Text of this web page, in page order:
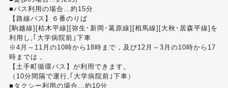
■バス利用の場合…約15分
【路線バス】６番のりば
[駒越線][枯木平線][弥生･新岡･葛原線][相馬線][大秋･居森平線]を
利用し,｢大学病院前｣下車
※4月～11月の10時から18時まで，及び12月～3月の10時から17
時までは，
【土手町循環バス】が利用できます。
（10分間隔で運行,｢大学病院前｣下車）
■タクシー利用の場合…約10分